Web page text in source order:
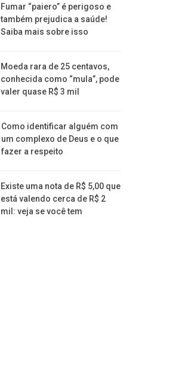
Fumar “paiero” é perigoso e
também prejudica a saúde!
Saiba mais sobre isso
Moeda rara de 25 centavos,
conhecida como “mula”, pode
valer quase R$ 3 mil
Como identificar alguém com
um complexo de Deus e o que
fazer a respeito
Existe uma nota de R$ 5,00 que
está valendo cerca de R$ 2
mil: veja se você tem